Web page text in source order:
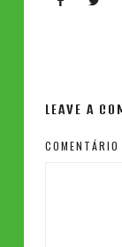
LEAVE A
COMENTÁRIO